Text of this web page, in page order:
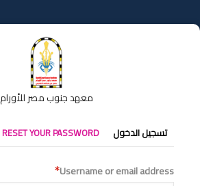
إلى
المحتوى
معهد جنوب مصر للأورام
التبويبات
الأساسية
تسجيل الدخول RESET YOUR PASSWORD
Username or email address